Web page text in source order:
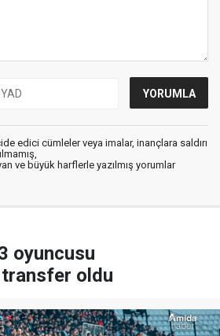
edici cümleler veya imalar, inançlara saldırı
ve büyük harflerle yazılmış yorumlar
oyuncusu
transfer oldu